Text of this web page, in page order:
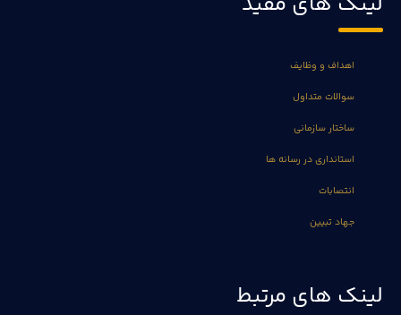
اهداف و وظایف
سوالات متداول
ساختار سازمانی
استانداری در رسانه ها
انتصابات
جهاد تبیین
لینک های مرتبط